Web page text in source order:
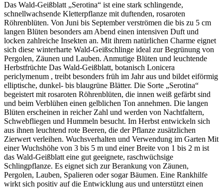
Das Wald-Geißblatt „Serotina“ ist eine stark schlingende,
schnellwachsende Kletterpflanze mit duftenden, rosaroten
Röhrenblüten. Von Juni bis September verströmen die bis zu 5 cm
langen Blüten besonders am Abend einen intensiven Duft und
locken zahlreiche Insekten an. Mit ihrem natürlichen Charme eignet
sich diese winterharte Wald-Geißschlinge ideal zur Begrünung von
Pergolen, Zäunen und Lauben. Anmutige Blüten und leuchtende
Herbstfrüchte Das Wald-Geißblatt, botanisch Lonicera
periclymenum , treibt besonders früh im Jahr aus und bildet eiförmig
elliptische, dunkel- bis blaugrüne Blätter. Die Sorte „Serotina“
begeistert mit rosaroten Röhrenblüten, die innen weiß gefärbt sind
und beim Verblühen einen gelblichen Ton annehmen. Die langen
Blüten erscheinen in reicher Zahl und werden von Nachtfaltern,
Schwebfliegen und Hummeln besucht. Im Herbst entwickeln sich
aus ihnen leuchtend rote Beeren, die der Pflanze zusätzlichen
Zierwert verleihen. Wuchsverhalten und Verwendung im Garten Mit
einer Wuchshöhe von 3 bis 5 m und einer Breite von 1 bis 2 m ist
das Wald-Geißblatt eine gut geeignete, raschwüchsige
Schlingpflanze. Es eignet sich zur Berankung von Zäunen,
Pergolen, Lauben, Spalieren oder sogar Bäumen. Eine Rankhilfe
wirkt sich positiv auf die Entwicklung aus und unterstützt einen